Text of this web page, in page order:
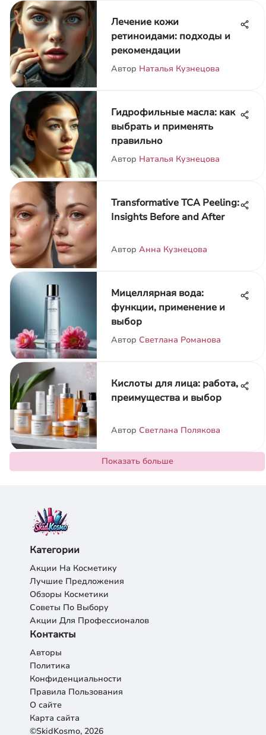
Лечение кожи
ретиноидами: подходы и
рекомендации
Автор Наталья Кузнецова
Гидрофильные масла: как
выбрать и применять
правильно
Автор Наталья Кузнецова
Transformative TCA Peeling:
Insights Before and After
Автор Анна Кузнецова
Мицеллярная вода:
функции, применение и
выбор
Автор Светлана Романова
Кислоты для лица: работа,
преимущества и выбор
Автор Светлана Полякова
Показать больше
Категории
Акции На Косметику
Лучшие Предложения
Обзоры Косметики
Советы По Выбору
Акции Для Профессионалов
Контакты
Авторы
Политика
Конфиденциальности
Правила Пользования
О сайте
Карта сайта
©SkidKosmo, 2026